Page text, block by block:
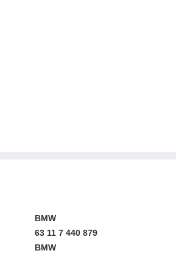
BMW
63 11 7 440 879
BMW